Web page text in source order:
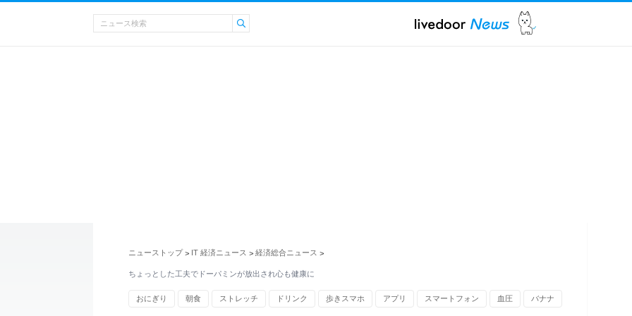
ニューストップ > IT 経済ニュース > 経済総合ニュース >
ちょっとした工夫でドーパミンが放出され心も健康に
おにぎり 朝食 ストレッチ ドリンク 歩きスマホ アプリ スマートフォン 血圧 バナナ